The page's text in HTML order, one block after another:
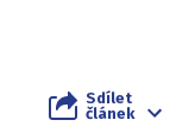
Sdílet
článek